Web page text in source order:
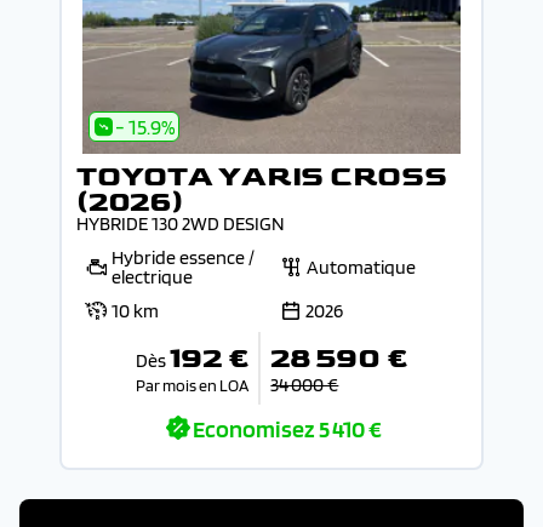
- 15.9%
TOYOTA YARIS CROSS
(2026)
HYBRIDE 130 2WD DESIGN
Hybride essence /
electrique
Automatique
10 km
2026
Dès192 €
Par mois en LOA
28 590 €
34 000 €
Economisez5 410 €